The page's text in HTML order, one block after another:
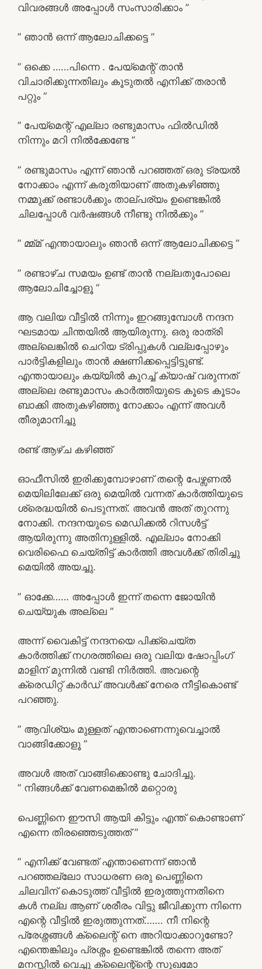
വിവരങ്ങൾ അപ്പോൾ സംസാരിക്കാം ”
” ഞാൻ ഒന്ന് ആലോചിക്കട്ടെ ”
” ഒക്കെ ……പിന്നെ . പേയ്‌മെന്റ് താൻ
വിചാരിക്കുന്നതിലും കൂടുതൽ എനിക്ക് തരാൻ
പറ്റും ”
” പേയ്‌മെന്റ് എല്ലാ രണ്ടുമാസം ഫിൽഡിൽ
നിന്നും മറി നിൽക്കേണ്ടേ ”
” രണ്ടുമാസം എന്ന് ഞാൻ പറഞ്ഞത് ഒരു ട്രയൽ
നോക്കാം എന്ന് കരുതിയാണ് അതുകഴിഞ്ഞു
നമ്മുക്ക് രണ്ടാൾക്കും താല്പര്യം ഉണ്ടെങ്കിൽ
ചിലപ്പോൾ വർഷങ്ങൾ നീണ്ടു നിൽക്കും ”
” മ്മ്മ് എന്തായാലും ഞാൻ ഒന്ന് ആലോചിക്കട്ടെ ”
” രണ്ടാഴ്ച സമയം ഉണ്ട് താൻ നല്ലതുപോലെ
ആലോചിച്ചോളൂ ”
ആ വലിയ വീട്ടിൽ നിന്നും ഇറങ്ങുമ്പോൾ നന്ദന
ഘടമായ ചിന്തയിൽ ആയിരുന്നു. ഒരു രാത്രി
അല്ലെങ്കിൽ ചെറിയ ട്രിപ്പുകൾ വല്ലപ്പോഴും
പാർട്ടികളിലും താൻ ക്ഷണിക്കപ്പെട്ടിട്ടുണ്ട്.
എന്തായാലും കയ്യിൽ കുറച്ച് ക്യാഷ് വരുന്നത്
അല്ലെ രണ്ടുമാസം കാർത്തിയുടെ കൂടെ കൂടാം
ബാക്കി അതുകഴിഞ്ഞു നോക്കാം എന്ന് അവൾ
തീരുമാനിച്ചു
രണ്ട് ആഴ്ച കഴിഞ്ഞ്
ഓഫീസിൽ ഇരിക്കുമ്പോഴാണ് തന്റെ പേഴ്സണൽ
മെയിലിലേക്ക് ഒരു മെയിൽ വന്നത് കാർത്തിയുടെ
ശ്രെദ്ധയിൽ പെടുന്നത്. അവൻ അത്‌ തുറന്നു
നോക്കി. നന്ദനയുടെ മെഡിക്കൽ റിസൾട്ട്‌
ആയിരുന്നു അതിനുള്ളിൽ. എല്ലാം നോക്കി
വെരിഫൈ ചെയ്തിട്ട് കാർത്തി അവൾക്ക് തിരിച്ചു
മെയിൽ അയച്ചു.
” ഓക്കേ…… അപ്പോൾ ഇന്ന് തന്നെ ജോയിൻ
ചെയ്യുക അല്ലെ ”
അന്ന് വൈകിട്ട് നന്ദനയെ പിക്ക്ചെയ്ത
കാർത്തിക്ക് നഗരത്തിലെ ഒരു വലിയ ഷോപ്പിംഗ്
മാളിന് മുന്നിൽ വണ്ടി നിർത്തി. അവന്റെ
ക്രെഡിറ്റ്‌ കാർഡ് അവൾക്ക് നേരെ നീട്ടികൊണ്ട്
പറഞ്ഞു.
” ആവിശ്യം മുള്ളത് എന്താണെന്നുവെച്ചാൽ
വാങ്ങിക്കോളൂ ”
അവൾ അത്‌ വാങ്ങിക്കൊണ്ടു ചോദിച്ചു.
” നിങ്ങൾക്ക് വേണമെങ്കിൽ മറ്റൊരു
പെണ്ണിനെ ഈസി ആയി കിട്ടും എന്ത് കൊണ്ടാണ്
എന്നെ തിരഞ്ഞെടുത്തത് ”
” എനിക്ക് വേണ്ടത് എന്താണെന്ന് ഞാൻ
പറഞ്ഞല്ലോ സാധരണ ഒരു പെണ്ണിനെ
ചിലവിന് കൊടുത്ത് വീട്ടിൽ ഇരുത്തുന്നതിനെ
കൾ നല്ല ആണ്‌ ശരീരം വിട്ടു ജീവിക്കുന്ന നിന്നെ
എന്റെ വീട്ടിൽ ഇരുത്തുന്നത്……. നീ നിന്റെ
പ്രേശ്നങ്ങൾ ക്ലൈന്റ് നെ അറിയാക്കാറുണ്ടോ?
എന്തെങ്കിലും പ്രശ്നം ഉണ്ടെങ്കിൽ തന്നെ അത്‌
മനസ്സിൽ വെച്ചു ക്ലൈന്റ്ന്റെ സുഖമോ